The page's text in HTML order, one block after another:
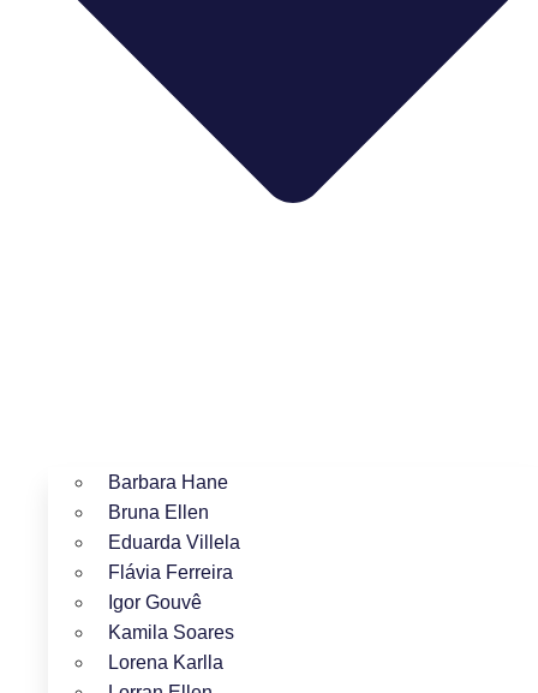
Barbara Hane
Bruna Ellen
Eduarda Villela
Flávia Ferreira
Igor Gouvê
Kamila Soares
Lorena Karlla